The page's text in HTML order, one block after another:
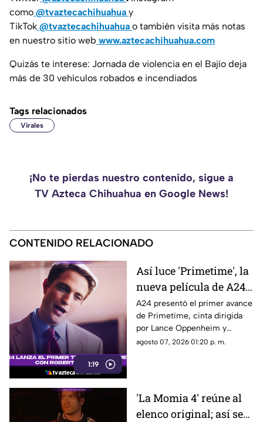
como @tvaztecachihuahua y
TikTok @tvaztecachihuahua o también visita más notas
en nuestro sitio web www.aztecachihuahua.com
Quizás te interese: Jornada de violencia en el Bajío deja
más de 30 vehículos robados e incendiados
Tags relacionados
Virales
¡No te pierdas nuestro contenido, sigue a
TV Azteca Chihuahua en Google News!
CONTENIDO RELACIONADO
1:19
Así luce 'Primetime', la
nueva película de A24
con Robert Pattinson
como protagonista
A24 presentó el primer avance
de Primetime, cinta dirigida
por Lance Oppenheim y
protagonizada por Robert
agosto 07, 2026 01:20 p. m.
'La Momia 4' reúne al
elenco original; así será